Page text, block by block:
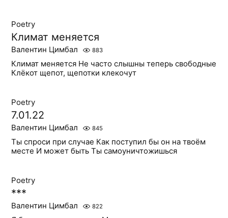
Poetry
Климат меняется
Валентин Цимбал 883
Климат меняется Не часто слышны теперь свободные
Клёкот щепот, щепотки клекочут
Poetry
7.01.22
Валентин Цимбал 845
Ты спроси при случае Как поступил бы он на твоём
месте И может быть Ты самоуничтожишься
Poetry
***
Валентин Цимбал 822